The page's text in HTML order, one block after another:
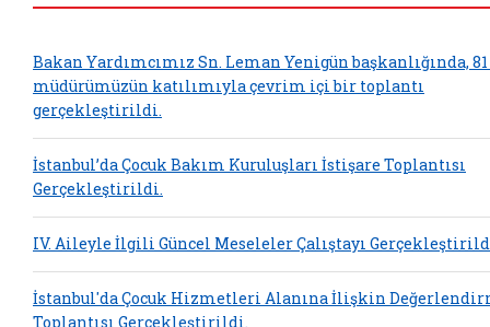
Bakan Yardımcımız Sn. Leman Yenigün başkanlığında,
müdürümüzün katılımıyla çevrim içi bir toplantı
gerçekleştirildi.
İstanbul’da Çocuk Bakım Kuruluşları İstişare Toplantısı
Gerçekleştirildi.
IV. Aileyle İlgili Güncel Meseleler Çalıştayı
İstanbul'da Çocuk Hizmetleri Alanına İlişkin
Toplantısı Gerçekleştirildi.